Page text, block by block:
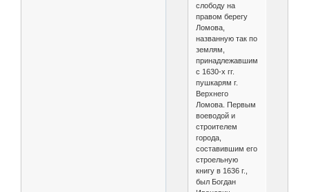
слободу на
правом берегу
Ломова,
названную так по
землям,
принадлежавшим
с 1630-х гг.
пушкарям г.
Верхнего
Ломова. Первым
воеводой и
строителем
города,
составившим его
строельную
книгу в 1636 г.,
был Богдан